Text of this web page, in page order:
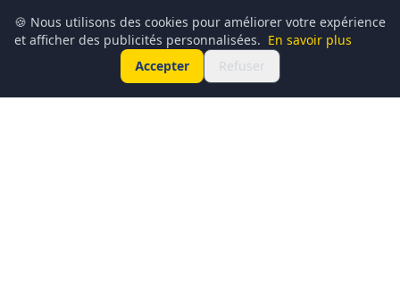
🍪 Nous utilisons des cookies pour améliorer votre expérience
et afficher des publicités personnalisées. En savoir plus
Accepter
Refuser